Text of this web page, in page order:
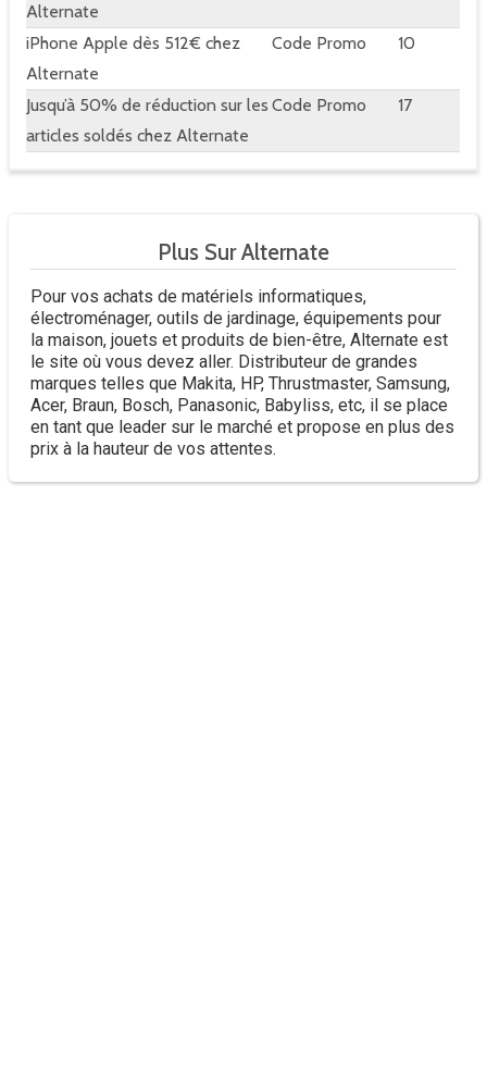
Alternate
iPhone Apple dès 512€ chez
Alternate
Code Promo 10
Jusqu’à 50% de réduction sur les
articles soldés chez Alternate
Code Promo 17
Plus Sur Alternate
Pour vos achats de matériels informatiques,
électroménager, outils de jardinage, équipements pour
la maison, jouets et produits de bien-être, Alternate est
le site où vous devez aller. Distributeur de grandes
marques telles que Makita, HP, Thrustmaster, Samsung,
Acer, Braun, Bosch, Panasonic, Babyliss, etc, il se place
en tant que leader sur le marché et propose en plus des
prix à la hauteur de vos attentes.